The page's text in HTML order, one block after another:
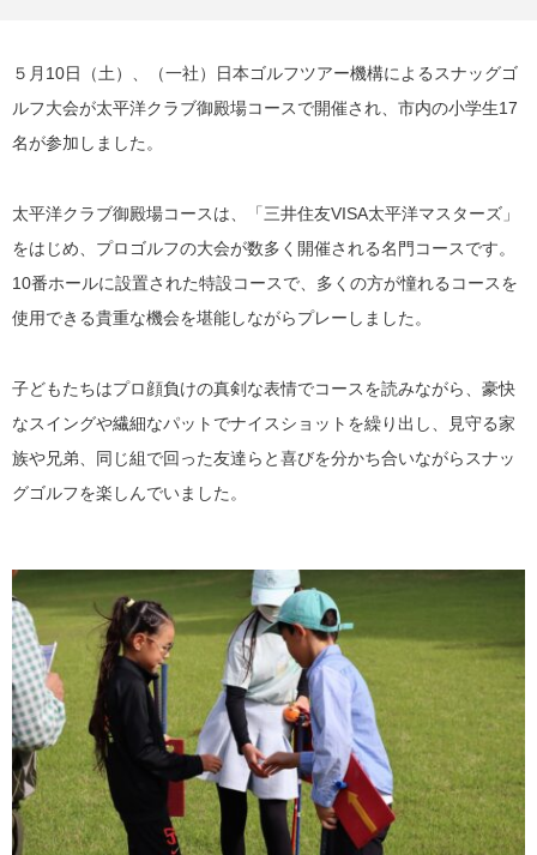
５月10日（土）、（一社）日本ゴルフツアー機構によるスナッグゴ
ルフ大会が太平洋クラブ御殿場コースで開催され、市内の小学生17
名が参加しました。
太平洋クラブ御殿場コースは、「三井住友VISA太平洋マスターズ」
をはじめ、プロゴルフの大会が数多く開催される名門コースです。
10番ホールに設置された特設コースで、多くの方が憧れるコースを
使用できる貴重な機会を堪能しながらプレーしました。
子どもたちはプロ顔負けの真剣な表情でコースを読みながら、豪快
なスイングや繊細なパットでナイスショットを繰り出し、見守る家
族や兄弟、同じ組で回った友達らと喜びを分かち合いながらスナッ
グゴルフを楽しんでいました。